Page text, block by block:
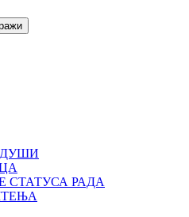
ДУШИ
СТАТУСА РАДА